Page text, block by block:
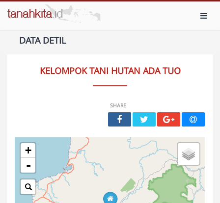
DATA DETIL
KELOMPOK TANI HUTAN ADA TUO
SHARE
+
-